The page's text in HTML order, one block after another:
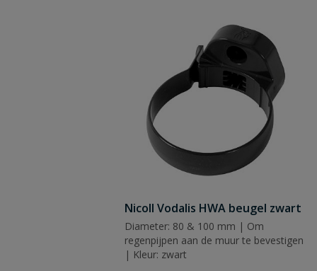
Nicoll Vodalis HWA beugel zwart
Diameter: 80 & 100 mm | Om
regenpijpen aan de muur te bevestigen
| Kleur: zwart